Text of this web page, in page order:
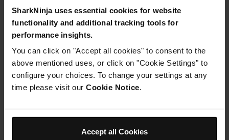
SharkNinja uses essential cookies for website
functionality and additional tracking tools for
performance insights.
You can click on "Accept all cookies" to consent to the
above mentioned uses, or click on "Cookie Settings" to
configure your choices. To change your settings at any
time please visit our Cookie Notice.
Accept all Cookies
Synchronisation des
149,99 € Prix réduit de
au
Ajouter au panier
Capacité: 9.5L (4 à 6 pers)
240°C)
179,99 € Prix réduit de
269,99 €au
173,00 € Prix le + bas sur 30j
Voir les détails